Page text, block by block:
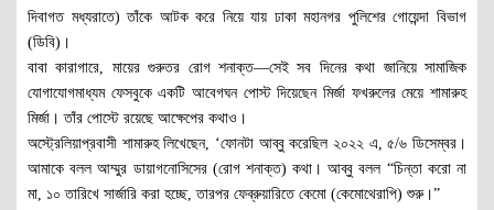
দিবাগত মধ্যরাতে) তাঁকে আটক করে নিয়ে যায় ঢাকা মহানগর পুলিশের গোয়েন্দা বিভাগ
(ডিবি)।
বাবা কারাগারে, মায়ের গুরুতর রোগ শনাক্ত—সেই সব দিনের কথা জানিয়ে সামাজিক
যোগাযোগমাধ্যম ফেসবুকে একটি আবেগঘন পোস্ট দিয়েছেন মির্জা ফখরুলের মেয়ে শামারুহ
মির্জা। তাঁর পোস্টে রয়েছে আক্ষেপের কথাও।
অস্ট্রেলিয়াপ্রবাসী শামারুহ লিখেছেন, ‘ফোনটা আব্বু করেছিল ২০২২ এ, ৫/৬ ডিসেম্বর।
আমাকে বলল আম্মুর ডায়াগনোসিসের (রোগ শনাক্ত) কথা। আব্বু বলল “চিন্তা করো না
মা, ১০ তারিখে সার্জারি করা হচ্ছে, তারপর ফেব্রুয়ারিতে কেমো (কেমোথেরাপি) শুরু।”